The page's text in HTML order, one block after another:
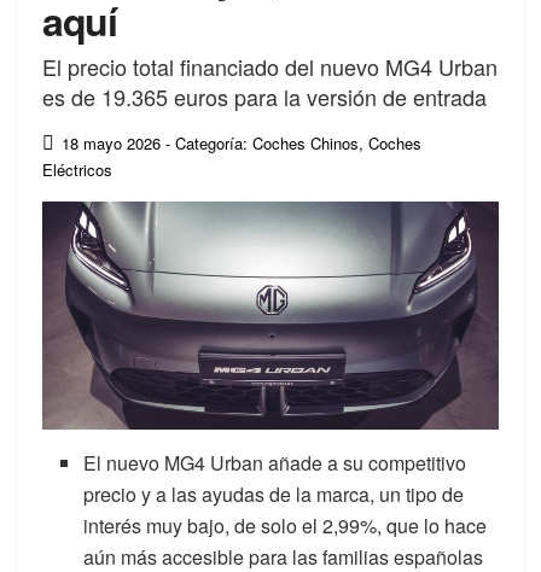
aquí
El precio total financiado del nuevo MG4 Urban
es de 19.365 euros para la versión de entrada
18 mayo 2026 - Categoría: Coches Chinos, Coches
Eléctricos
El nuevo MG4 Urban añade a su competitivo
precio y a las ayudas de la marca, un tipo de
interés muy bajo, de solo el 2,99%, que lo hace
aún más accesible para las familias españolas